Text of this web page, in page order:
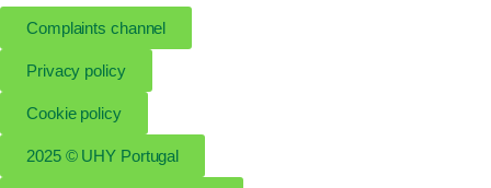
Complaints channel
Privacy policy
Cookie policy
2025 © UHY Portugal